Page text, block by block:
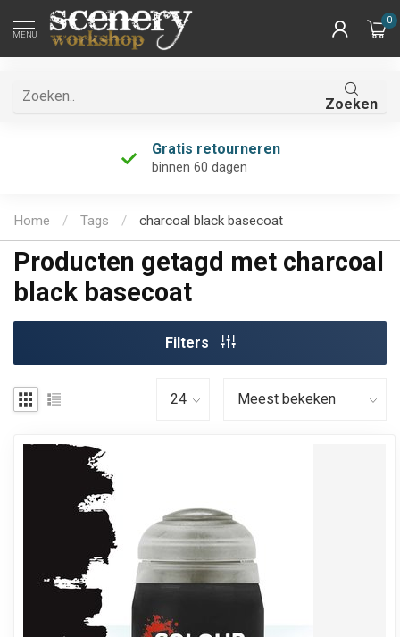
MENU
0
Zoeken
Gratis retourneren
binnen 60 dagen
Home / Tags / charcoal black basecoat
Producten getagd met charcoal
black basecoat
Filters